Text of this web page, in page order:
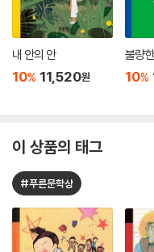
내 안의 안
10% 11,520원
불량
10%
이 상품의 태그
#푸른문학상